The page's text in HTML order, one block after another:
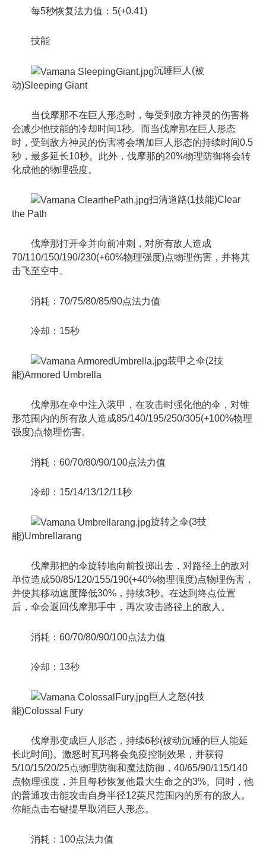
每5秒恢复法力值：5(+0.41)
技能
沉睡巨人(被
动)Sleeping Giant
当伐摩那不在巨人形态时，每受到敌方神灵的伤害将
会减少他技能的冷却时间1秒。而当伐摩那在巨人形态
时，受到敌方神灵的伤害将会增加巨人形态的持续时间0.5
秒，最多延长10秒。此外，伐摩那的20%物理防御将会转
化成他的物理强度。
扫清道路(1技能)Clear
the Path
伐摩那打开伞并向前冲刺，对所有敌人造成
70/110/150/190/230(+60%物理强度)点物理伤害，并将其
击飞至空中。
消耗：70/75/80/85/90点法力值
冷却：15秒
装甲之伞(2技
能)Armored Umbrella
伐摩那在伞中注入装甲，在攻击时强化他的伞，对锥
形范围内的所有敌人造成85/140/195/250/305(+100%物理
强度)点物理伤害。
消耗：60/70/80/90/100点法力值
冷却：15/14/13/12/11秒
旋转之伞(3技
能)Umbrellarang
伐摩那把的伞旋转地向前投掷出去，对路径上的敌对
单位造成50/85/120/155/190(+40%物理强度)点物理伤害，
并使其移动速度降低30%，持续3秒。在达到终点位置
后，伞会返回伐摩那手中，再次攻击路径上的敌人。
消耗：60/70/80/90/100点法力值
冷却：13秒
巨人之怒(4技
能)Colossal Fury
伐摩那变成巨人形态，持续6秒(被动沉睡的巨人能延
长此时间)。激怒时瓦玛将会免疫控制效果，并获得
5/10/15/20/25点物理防御和魔法防御，40/65/90/115/140
点物理强度，并且每秒恢复他最大生命之的3%。同时，他
的普通攻击能攻击自身半径12英尺范围内的所有的敌人。
你能点击右键提早取消巨人形态。
消耗：100点法力值